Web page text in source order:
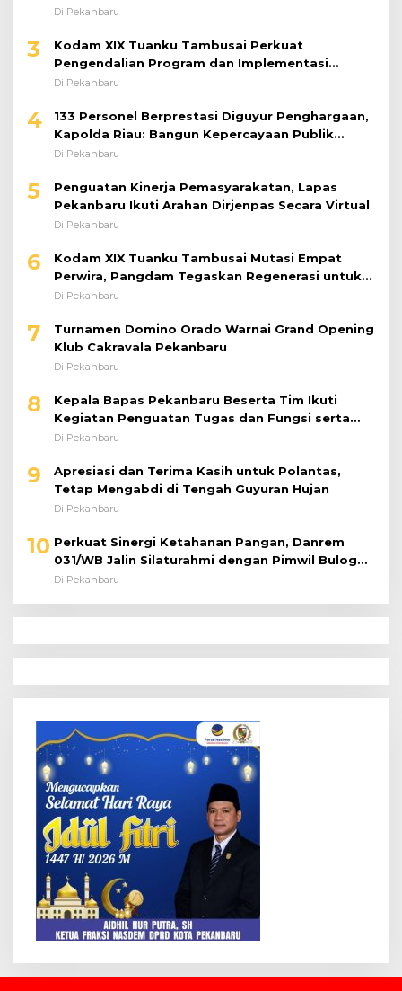
Kodam XIX Tuanku Tambusai Perkuat
Doktrin TNI AD
Di Pekanbaru
133 Personel Berprestasi Diguyur Penghargaan,
dengan Karya Nyata
Di Pekanbaru
Penguatan Kinerja Pemasyarakatan, Lapas
Di Pekanbaru
Kodam XIX Tuanku Tambusai Mutasi Empat
Perkuat Kinerja Satuan
Di Pekanbaru
Turnamen Domino Orado Warnai Grand Opening
Di Pekanbaru
Kepala Bapas Pekanbaru Beserta Tim Ikuti
Paparan Penempatan WBP ke Lapas Terbuka
Di Pekanbaru
Apresiasi dan Terima Kasih untuk Polantas,
Di Pekanbaru
Perkuat Sinergi Ketahanan Pangan, Danrem
Riau dan Kepri
Di Pekanbaru